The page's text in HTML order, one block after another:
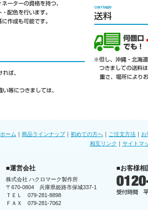
ホーム ｜ 商品ラインナップ｜ 初めての方へ ｜ ご注文方法 ｜ お
相互リンク ｜ サイトマ
■運営会社
株式会社 ハクロマーク製作所
〒670-0804 兵庫県姫路市保城337-1
ＴＥＬ 079-281-8898
ＦＡＸ 079-281-7062
■お客様相